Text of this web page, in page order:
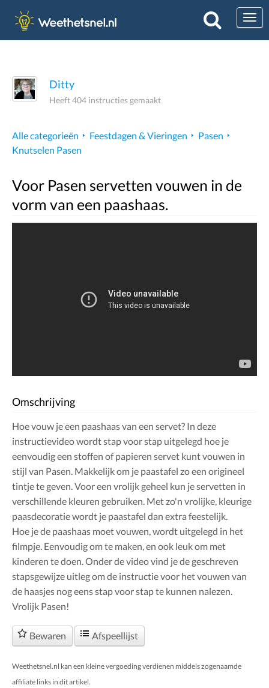
Ditty
Heeft 404 instructies gemaakt
Alle categorieën Feestdagen & Vieringen
Pasen
Knutselen Pasen
Voor Pasen servetten vouwen in de
vorm van een paashaas.
Omschrijving
Hoe vouw je een paashaas van een servet? In deze
instructievideo wordt stap voor stap uitgelegd hoe je
eenvoudig een stoffen of papieren servet kunt vouwen in
stijl van Pasen. Makkelijk om je paastafel zo een origineel
tintje te geven. Voor een vrolijk geheel kun je servetten in
verschillende kleuren gebruiken. Met zo'n vrolijke, kleurige
paasdecoratie wordt je paastafel dan extra feestelijk.
Hoe je de paashaas moet vouwen, wordt uitgelegd in het
filmpje. Eenvoudig om te maken, en ook leuk om met
kinderen te doen. Onder de video vind je de geschreven
stapsgewijze uitleg om de instructie voor het vouwen van
de haasjes nog eens stap voor stap te kunnen nalezen.
Vrolijk Pasen!
Bewaren Afspeellijst
Weethetsnel.nl kan een kleine vergoeding verdienen middels zogenaamde
affiliate links in dit artikel.